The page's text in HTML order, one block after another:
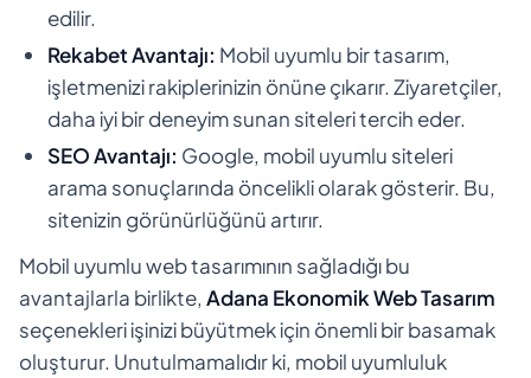
edilir.
Rekabet Avantajı: Mobil uyumlu bir tasarım,
işletmenizi rakiplerinizin önüne çıkarır. Ziyaretçiler,
daha iyi bir deneyim sunan siteleri tercih eder.
SEO Avantajı: Google, mobil uyumlu siteleri
arama sonuçlarında öncelikli olarak gösterir. Bu,
sitenizin görünürlüğünü artırır.
Mobil uyumlu web tasarımının sağladığı bu
avantajlarla birlikte, Adana Ekonomik Web Tasarım
seçenekleri işinizi büyütmek için önemli bir basamak
oluşturur. Unutulmamalıdır ki, mobil uyumluluk